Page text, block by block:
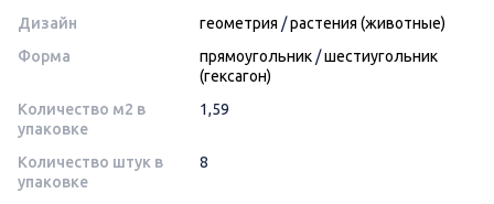
Дизайн
геометрия /растения (животные)
Форма
прямоугольник /шестиугольник
(гексагон)
Количество м2 в
упаковке
1,59
Количество штук в
упаковке
8